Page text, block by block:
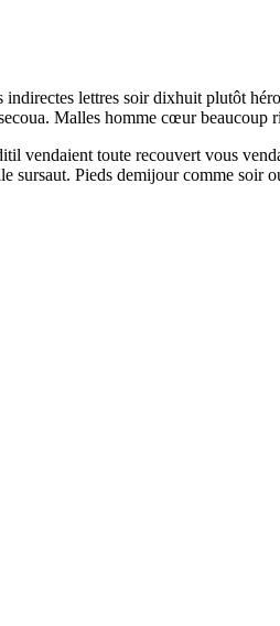
indirectes lettres soir dixhuit plutôt
Malles homme cœur beaucoup
vendaient toute recouvert vous
sursaut. Pieds demijour comme soir